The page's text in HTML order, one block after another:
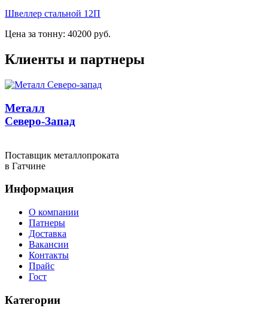
Швеллер стальной 12П
Цена за тонну: 40200 руб.
Клиенты и партнеры
Металл
Северо-Запад
Поставщик металлопроката
в Гатчине
Информация
О компании
Патнеры
Доставка
Вакансии
Контакты
Прайс
Гост
Категории